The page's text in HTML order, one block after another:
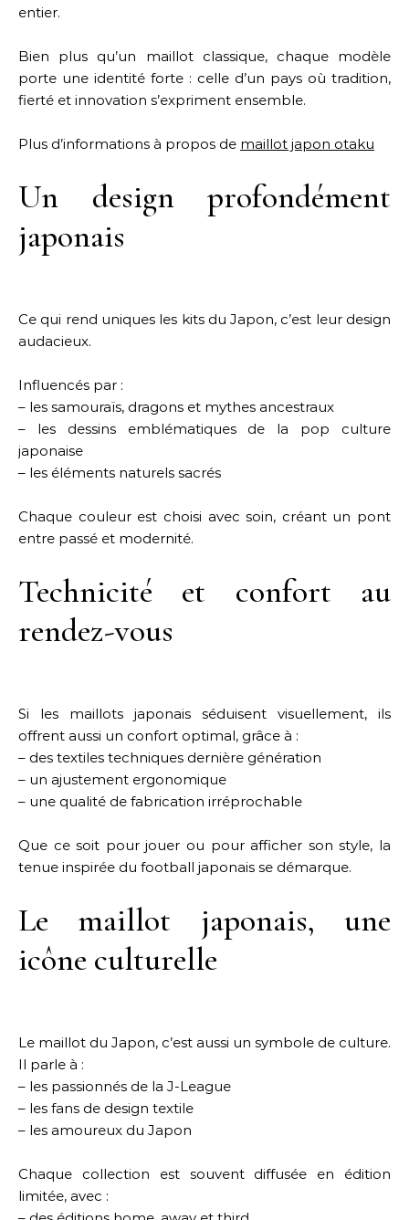
entier.
Bien plus qu’un maillot classique, chaque modèle
porte une identité forte : celle d’un pays où tradition,
fierté et innovation s’expriment ensemble.
Plus d’informations à propos de maillot japon otaku
Un design profondément
japonais
Ce qui rend uniques les kits du Japon, c’est leur design
audacieux.
Influencés par :
– les samouraïs, dragons et mythes ancestraux
– les dessins emblématiques de la pop culture
japonaise
– les éléments naturels sacrés
Chaque couleur est choisi avec soin, créant un pont
entre passé et modernité.
Technicité et confort au
rendez-vous
Si les maillots japonais séduisent visuellement, ils
offrent aussi un confort optimal, grâce à :
– des textiles techniques dernière génération
– un ajustement ergonomique
– une qualité de fabrication irréprochable
Que ce soit pour jouer ou pour afficher son style, la
tenue inspirée du football japonais se démarque.
Le maillot japonais, une
icône culturelle
Le maillot du Japon, c’est aussi un symbole de culture.
Il parle à :
– les passionnés de la J-League
– les fans de design textile
– les amoureux du Japon
Chaque collection est souvent diffusée en édition
limitée, avec :